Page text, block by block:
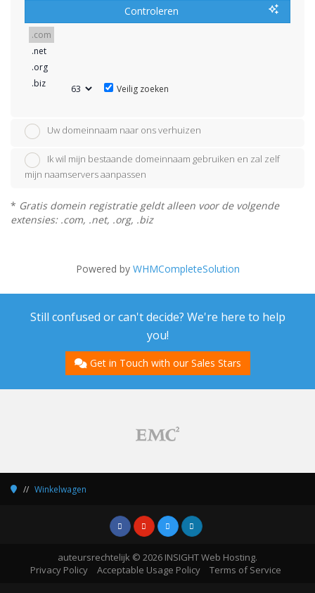
Controleren
Veilig zoeken
Uw domeinnaam naar ons verhuizen
Ik wil mijn bestaande domeinnaam gebruiken en zal zelf
mijn naamservers aanpassen
* Gratis domein registratie geldt alleen voor de volgende
extensies: .com, .net, .org, .biz
Powered by WHMCompleteSolution
Still confused or can't decide? We're here to help
you!
Get in Touch with our Sales Stars
Winkelwagen
auteursrechtelijk © 2026 INSIGHT Web Hosting.
Privacy Policy
Acceptable Usage Policy Terms of Service